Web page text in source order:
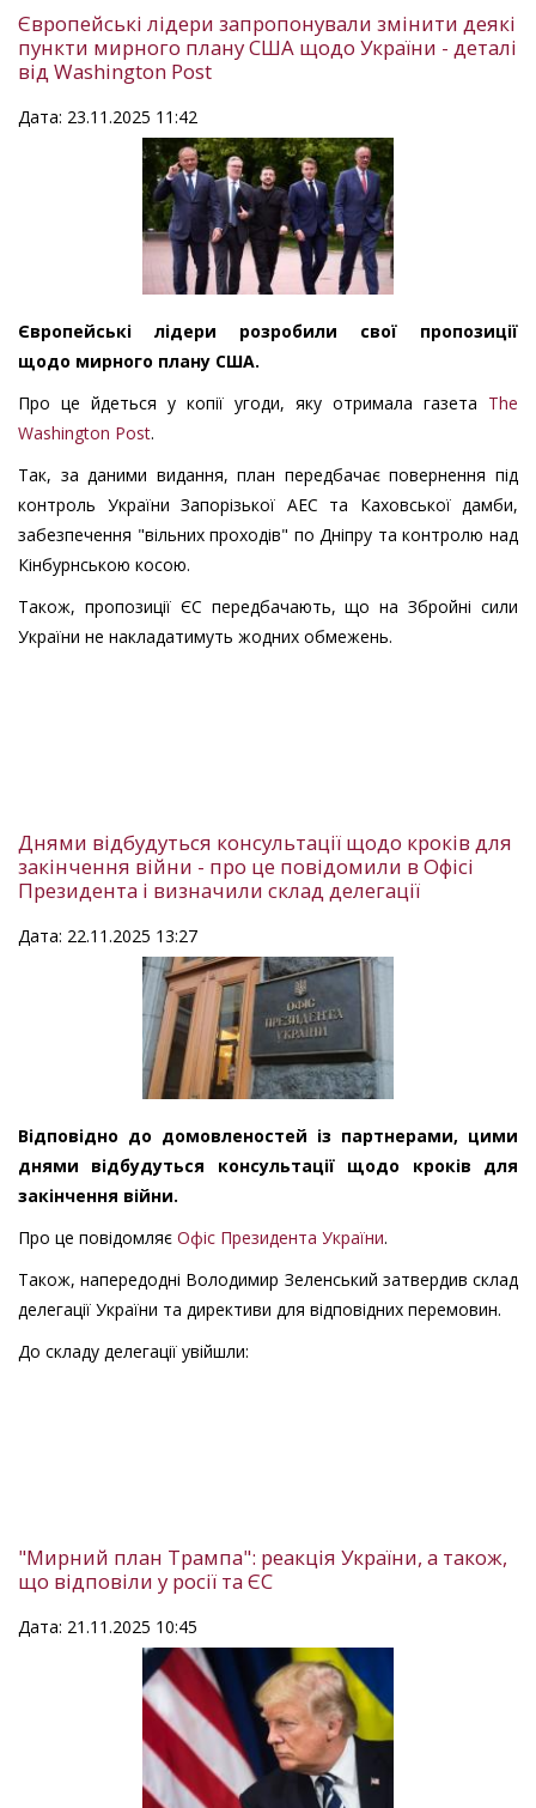
Європейські лідери запропонували змінити деякі
пункти мирного плану США щодо України - деталі
від Washington Post
Дата: 23.11.2025 11:42
Європейські лідери розробили свої пропозиції
щодо мирного плану США.
Про це йдеться у копії угоди, яку отримала газета The
Washington Post.
Так, за даними видання, план передбачає повернення під
контроль України Запорізької АЕС та Каховської дамби,
забезпечення "вільних проходів" по Дніпру та контролю над
Кінбурнською косою.
Також, пропозиції ЄС передбачають, що на Збройні сили
України не накладатимуть жодних обмежень.
Днями відбудуться консультації щодо кроків для
закінчення війни - про це повідомили в Офісі
Президента і визначили склад делегації
Дата: 22.11.2025 13:27
Відповідно до домовленостей із партнерами, цими
днями відбудуться консультації щодо кроків для
закінчення війни.
Про це повідомляє Офіс Президента України.
Також, напередодні Володимир Зеленський затвердив склад
делегації України та директиви для відповідних перемовин.
До складу делегації увійшли:
"Мирний план Трампа": реакція України, а також,
що відповіли у росії та ЄС
Дата: 21.11.2025 10:45